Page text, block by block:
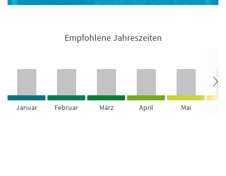
Empfohlene Jahreszeiten
Januar Februar März April Mai